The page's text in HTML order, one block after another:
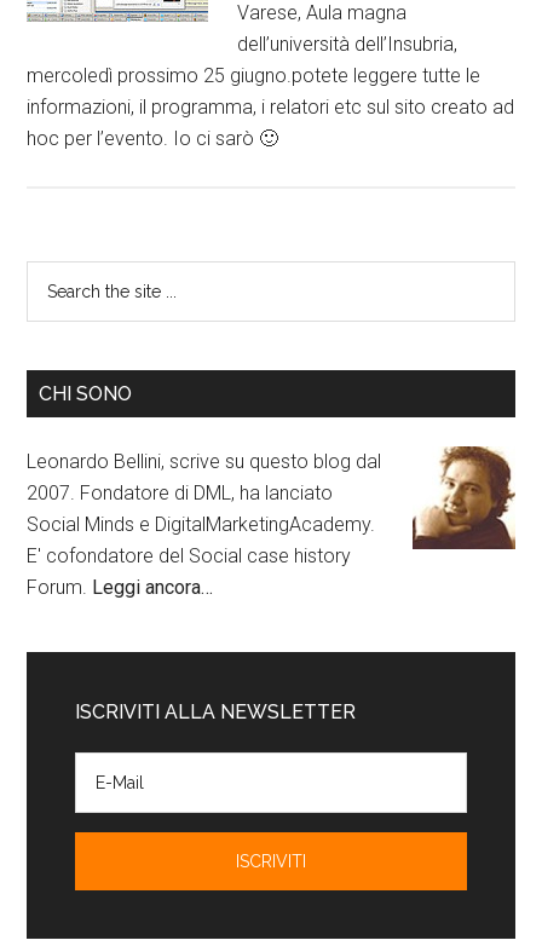
Varese, Aula magna
dell’università dell’Insubria,
mercoledì prossimo 25 giugno.potete leggere tutte le
informazioni, il programma, i relatori etc sul sito creato ad
hoc per l’evento. Io ci sarò 🙂
CHI SONO
Leonardo Bellini, scrive su questo blog dal
2007. Fondatore di DML, ha lanciato
Social Minds e DigitalMarketingAcademy.
E' cofondatore del Social case history
Forum. Leggi ancora…
ISCRIVITI ALLA NEWSLETTER